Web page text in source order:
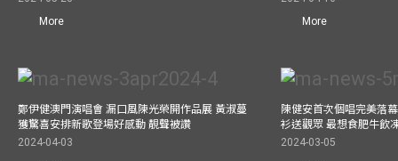
More
More
鄭伊健澳門演唱會 漏口風陳光榮開作品展 黃淑蔓
獲驚喜安排新歌登場好感動 靚聲被讚
2024-04-03
陳健安首次個唱完美落
衫送觀眾 最想食肥牛飲
2024-03-05